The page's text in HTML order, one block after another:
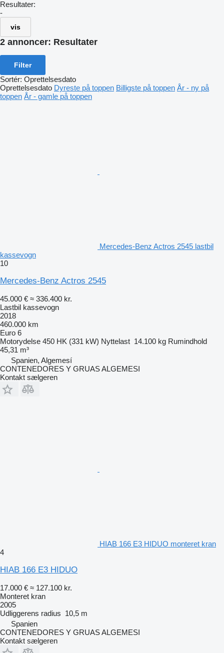
Resultater:
-
vis
2 annoncer: Resultater
Filter
Sortér: Oprettelsesdato
Oprettelsesdato Dyreste på toppen Billigste på toppen År - ny på
toppen År - gamle på toppen
Mercedes-Benz Actros 2545 lastbil
kassevogn
10
Mercedes-Benz Actros 2545
45.000 € ≈ 336.400 kr.
Lastbil kassevogn
2018
460.000 km
Euro 6
Motorydelse 450 HK (331 kW) Nyttelast 14.100 kg Rumindhold
45,31 m³
Spanien, Algemesí
CONTENEDORES Y GRUAS ALGEMESI
Kontakt sælgeren
HIAB 166 E3 HIDUO monteret kran
4
HIAB 166 E3 HIDUO
17.000 € ≈ 127.100 kr.
Monteret kran
2005
Udliggerens radius 10,5 m
Spanien
CONTENEDORES Y GRUAS ALGEMESI
Kontakt sælgeren